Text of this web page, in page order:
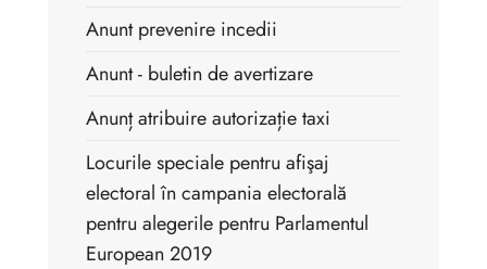
Anunt prevenire incedii
Anunt - buletin de avertizare
Anunț atribuire autorizație taxi
Locurile speciale pentru afişaj
electoral în campania electorală
pentru alegerile pentru Parlamentul
European 2019